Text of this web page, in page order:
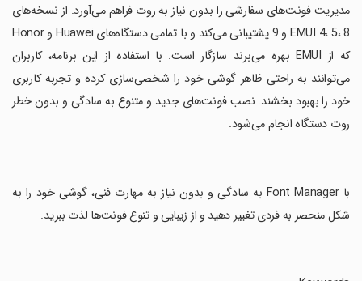
مدیریت فونت‌های سفارشی را بدون نیاز به روت فراهم می‌آورد. از نسخه‌های
EMUI 4، 5، 8 و 9 پشتیبانی می‌کند و با تمامی دستگاه‌های Huawei و Honor
که از EMUI بهره می‌برند سازگار است. با استفاده از این برنامه، کاربران
می‌توانند به راحتی ظاهر گوشی خود را شخصی‌سازی کرده و تجربه کاربری
خود را بهبود بخشند. نصب فونت‌های جدید و متنوع به سادگی و بدون خطر
روت دستگاه انجام می‌شود.
‏با Font Manager به سادگی و بدون نیاز به مهارت فنی، گوشی خود را به
شکل منحصر به فردی تغییر دهید و از زیبایی و تنوع فونت‌ها لذت ببرید.